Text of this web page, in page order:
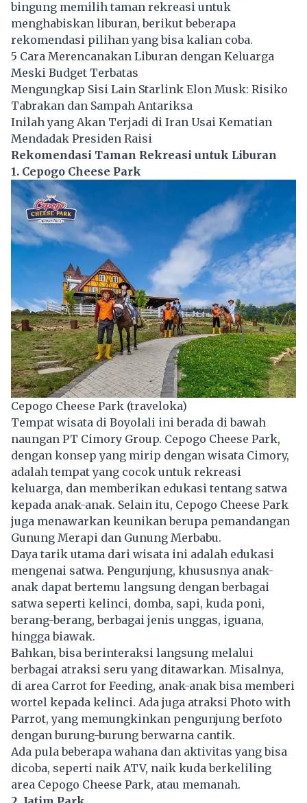
bingung memilih taman rekreasi untuk
menghabiskan liburan, berikut beberapa
rekomendasi pilihan yang bisa kalian coba.
5 Cara Merencanakan Liburan dengan Keluarga
Meski Budget Terbatas
Mengungkap Sisi Lain Starlink Elon Musk: Risiko
Tabrakan dan Sampah Antariksa
Inilah yang Akan Terjadi di Iran Usai Kematian
Mendadak Presiden Raisi
Rekomendasi Taman Rekreasi untuk Liburan
1. Cepogo Cheese Park
Cepogo Cheese Park (traveloka)
Tempat wisata di Boyolali ini berada di bawah
naungan PT Cimory Group. Cepogo Cheese Park,
dengan konsep yang mirip dengan wisata Cimory,
adalah tempat yang cocok untuk rekreasi
keluarga, dan memberikan edukasi tentang satwa
kepada anak-anak. Selain itu, Cepogo Cheese Park
juga menawarkan keunikan berupa pemandangan
Gunung Merapi dan Gunung Merbabu.
Daya tarik utama dari wisata ini adalah edukasi
mengenai satwa. Pengunjung, khususnya anak-
anak dapat bertemu langsung dengan berbagai
satwa seperti kelinci, domba, sapi, kuda poni,
berang-berang, berbagai jenis unggas, iguana,
hingga biawak.
Bahkan, bisa berinteraksi langsung melalui
berbagai atraksi seru yang ditawarkan. Misalnya,
di area Carrot for Feeding, anak-anak bisa memberi
wortel kepada kelinci. Ada juga atraksi Photo with
Parrot, yang memungkinkan pengunjung berfoto
dengan burung-burung berwarna cantik.
Ada pula beberapa wahana dan aktivitas yang bisa
dicoba, seperti naik ATV, naik kuda berkeliling
area Cepogo Cheese Park, atau memanah.